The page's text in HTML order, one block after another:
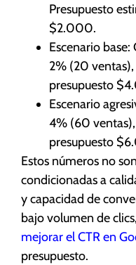
Presupuesto
$2.000.
Escenario
2% (20
presupuesto
Escenario
4% (60
presupuesto
Estos números no
condicionadas a
y capacidad de
bajo volumen de
mejorar el CTR en
presupuesto.